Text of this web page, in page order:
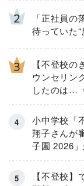
「正社員
待っていた“
【不登校
ウンセリン
したのは…
小中学校「
翔子さんが
子園 2026
【不登校